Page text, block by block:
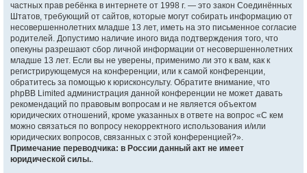
частных прав ребёнка в интернете от 1998 г. — это закон Соединённых
Штатов, требующий от сайтов, которые могут собирать информацию от
несовершеннолетних младше 13 лет, иметь на это письменное согласие
родителей. Допустимо наличие иного вида подтверждения того, что
опекуны разрешают сбор личной информации от несовершеннолетних
младше 13 лет. Если вы не уверены, применимо ли это к вам, как к
регистрирующемуся на конференции, или к самой конференции,
обратитесь за помощью к юрисконсульту. Обратите внимание, что
phpBB Limited администрация данной конференции не может давать
рекомендаций по правовым вопросам и не является объектом
юридических отношений, кроме указанных в ответе на вопрос «С кем
можно связаться по вопросу некорректного использования и/или
юридических вопросов, связанных с этой конференцией?».
Примечание переводчика: в России данный акт не имеет
юридической силы..